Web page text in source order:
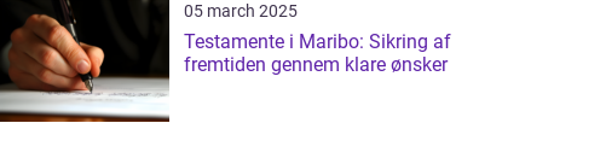
05 march 2025
Testamente i Maribo: Sikring af
fremtiden gennem klare ønsker